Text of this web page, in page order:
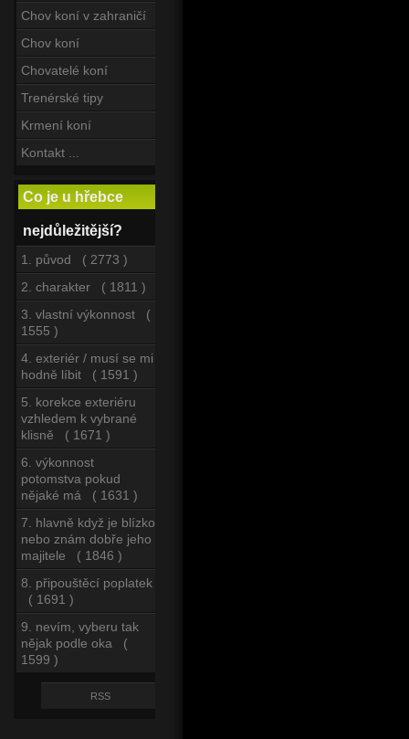
Chov koní v zahraničí
Chov koní
Chovatelé koní
Trenérské tipy
Krmení koní
Kontakt ...
Co je u hřebce
nejdůležitější?
1. původ ( 2773 )
2. charakter ( 1811 )
3. vlastní výkonnost (
1555 )
4. exteriér / musí se mi
hodně líbit ( 1591 )
5. korekce exteriéru
vzhledem k vybrané
klisně ( 1671 )
6. výkonnost
potomstva pokud
nějaké má ( 1631 )
7. hlavně když je blízko
nebo znám dobře jeho
majitele ( 1846 )
8. připouštěcí poplatek
( 1691 )
9. nevím, vyberu tak
nějak podle oka (
1599 )
RSS